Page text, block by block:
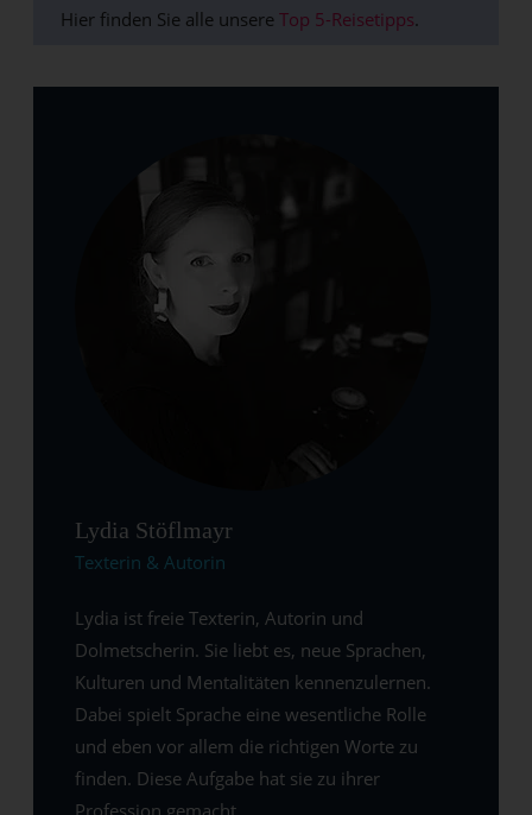
Hier finden Sie alle unsere Top 5-Reisetipps.
Lydia Stöflmayr
Texterin & Autorin
Lydia ist freie Texterin, Autorin und
Dolmetscherin. Sie liebt es, neue Sprachen,
Kulturen und Mentalitäten kennenzulernen.
Dabei spielt Sprache eine wesentliche Rolle
und eben vor allem die richtigen Worte zu
finden. Diese Aufgabe hat sie zu ihrer
Profession gemacht.